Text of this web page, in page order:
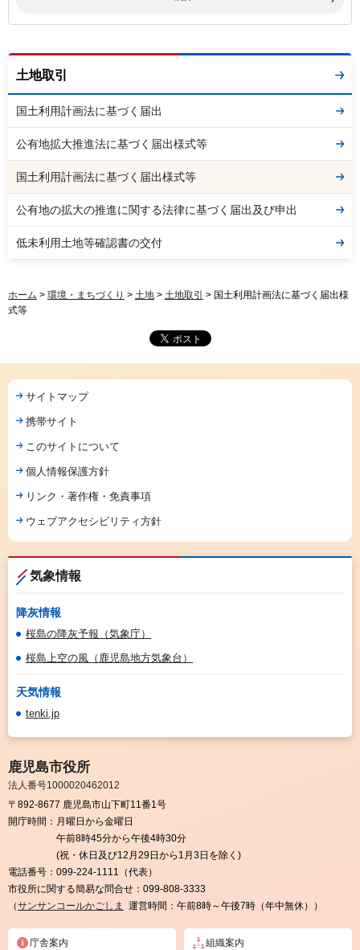
土地取引
国土利用計画法に基づく届出
公有地拡大推進法に基づく届出様式等
国土利用計画法に基づく届出様式等
公有地の拡大の推進に関する法律に基づく届出及び申出
低未利用土地等確認書の交付
ホーム > 環境・まちづくり > 土地 > 土地取引
> 国土利用計画法に基づく届出様
式等
サイトマップ
携帯サイト
このサイトについて
個人情報保護方針
リンク・著作権・免責事項
ウェブアクセシビリティ方針
気象情報
降灰情報
桜島の降灰予報（気象庁）
桜島上空の風（鹿児島地方気象台）
天気情報
tenki.jp
鹿児島市役所
法人番号1000020462012
〒892-8677 鹿児島市山下町11番1号
開庁時間： 月曜日から金曜日
午前8時45分から午後4時30分
(祝・休日及び12月29日から1月3日を除く)
電話番号： 099-224-1111（代表）
市役所に関する簡易な問合せ： 099-808-3333
（サンサンコールかごしま 運営時間：午前8時～午後7時（年中無休））
庁舎案内 組織案内